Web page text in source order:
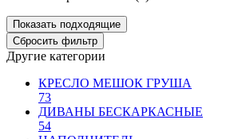
Другие категории
КРЕСЛО МЕШОК ГРУША
73
ДИВАНЫ БЕСКАРКАСНЫЕ
54